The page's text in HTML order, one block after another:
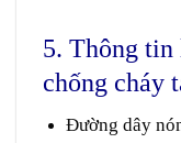
5. Thông tin
chống cháy
Đường dây